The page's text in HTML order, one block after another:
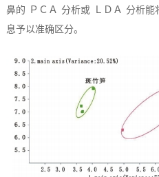
鼻的 ＰＣＡ 分析或 ＬＤＡ 分析
息予以准确区分。